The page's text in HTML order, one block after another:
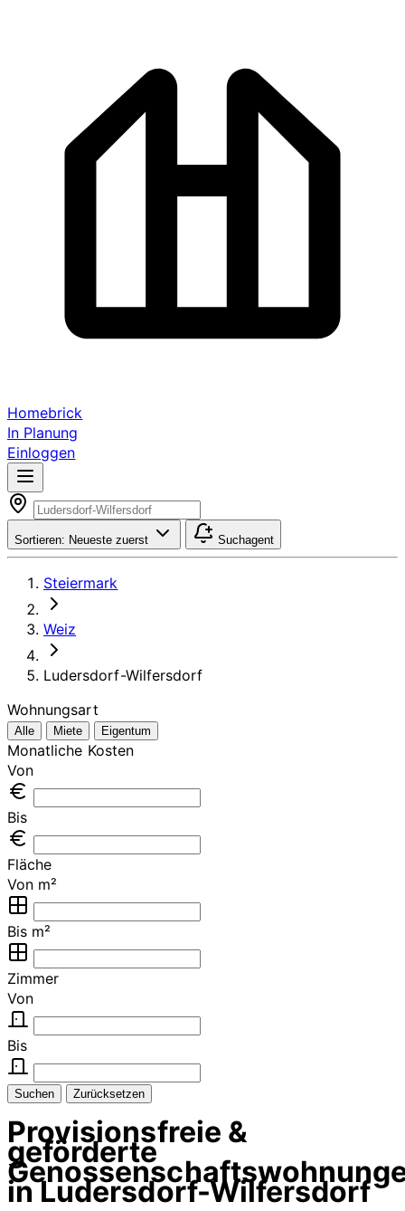
Homebrick
In Planung
Einloggen
Sortieren: Neueste zuerst Suchagent
Steiermark
Weiz
Ludersdorf-Wilfersdorf
Wohnungsart
Alle Miete Eigentum
Monatliche Kosten
Von
Bis
Fläche
Von m²
Bis m²
Zimmer
Von
Bis
Suchen Zurücksetzen
Provisionsfreie &
geförderte
in Ludersdorf-Wilfersdorf